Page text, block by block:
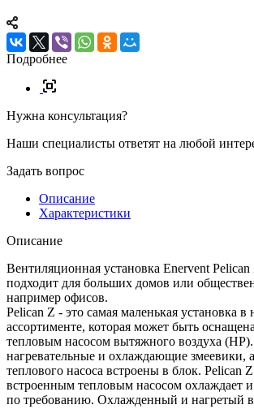
Подробнее
Нужна консультация?
Наши специалисты ответят на любой
Задать вопрос
Описание
Характеристики
Описание
Вентиляционная установка Enervent
подходит для больших домов или
например офисов.
Pelican Z - это самая маленькая установка в
ассортименте, которая может быть
тепловым насосом вытяжного воздуха
нагревательные и охлаждающие змеевики,
теплового насоса встроены в блок. Pelican
встроенным тепловым насосом охлаждает и
по требованию. Охлажденный и нагретый